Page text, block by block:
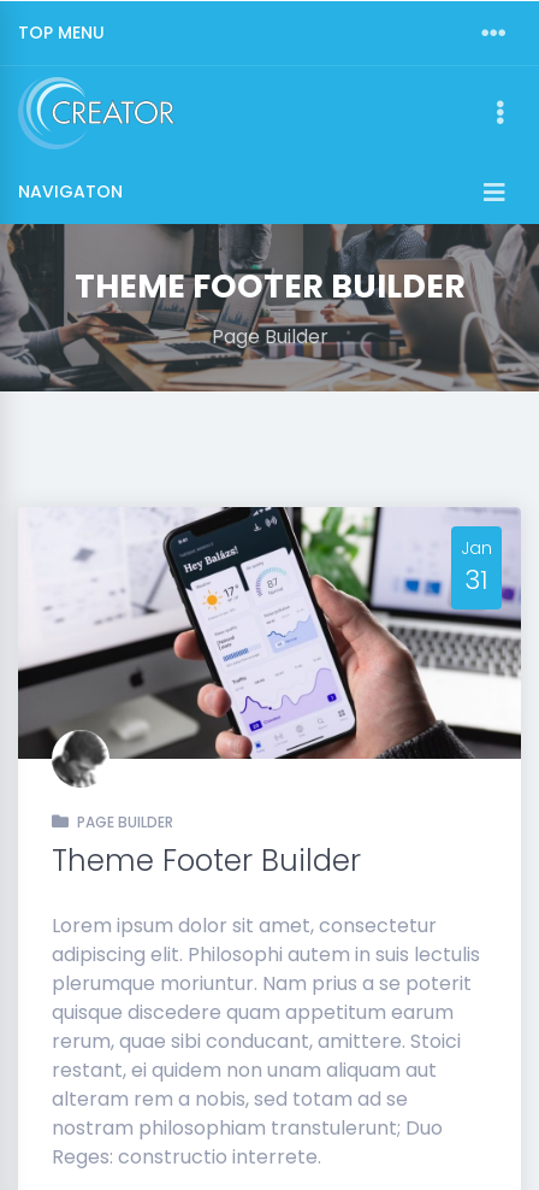
TOP MENU
NAVIGATON
THEME FOOTER BUILDER
Page Builder
Jan
31
PAGE BUILDER
Theme Footer Builder
Lorem ipsum dolor sit amet, consectetur
adipiscing elit. Philosophi autem in suis lectulis
plerumque moriuntur. Nam prius a se poterit
quisque discedere quam appetitum earum
rerum, quae sibi conducant, amittere. Stoici
restant, ei quidem non unam aliquam aut
alteram rem a nobis, sed totam ad se
nostram philosophiam transtulerunt; Duo
Reges: constructio interrete.